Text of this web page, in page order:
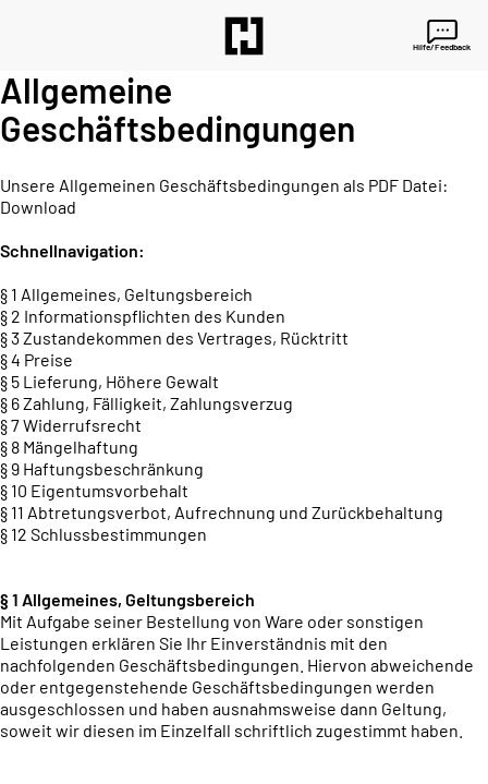
Hilfe/Feedback
Allgemeine
Geschäftsbedingungen
Unsere Allgemeinen Geschäftsbedingungen als PDF Datei:
Download
Schnellnavigation:
§ 1 Allgemeines, Geltungsbereich
§ 2 Informationspflichten des Kunden
§ 3 Zustandekommen des Vertrages, Rücktritt
§ 4 Preise
§ 5 Lieferung, Höhere Gewalt
§ 6 Zahlung, Fälligkeit, Zahlungsverzug
§ 7 Widerrufsrecht
§ 8 Mängelhaftung
§ 9 Haftungsbeschränkung
§ 10 Eigentumsvorbehalt
§ 11 Abtretungsverbot, Aufrechnung und Zurückbehaltung
§ 12 Schlussbestimmungen
§ 1 Allgemeines, Geltungsbereich
Mit Aufgabe seiner Bestellung von Ware oder sonstigen
Leistungen erklären Sie Ihr Einverständnis mit den
nachfolgenden Geschäftsbedingungen. Hiervon abweichende
oder entgegenstehende Geschäftsbedingungen werden
ausgeschlossen und haben ausnahmsweise dann Geltung,
soweit wir diesen im Einzelfall schriftlich zugestimmt haben.